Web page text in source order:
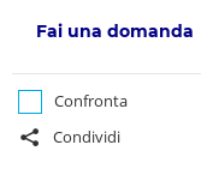
Fai una domanda
Confronta
Condividi